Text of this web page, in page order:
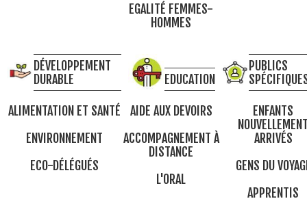
EGALITÉ FEMMES-
HOMMES
DÉVELOPPEMENT
DURABLE
ALIMENTATION ET SANTÉ
ENVIRONNEMENT
ECO-DÉLÉGUÉS
EDUCATION
AIDE AUX DEVOIRS
ACCOMPAGNEMENT À
DISTANCE
L'ORAL
PUBLICS
ENFANTS
ARRIVÉS
GENS DU
APPRENTIS